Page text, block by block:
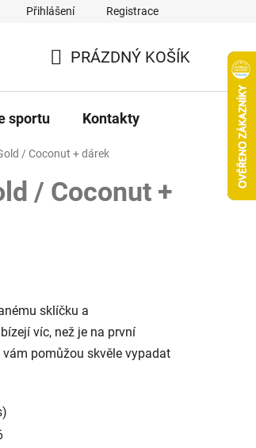
Přihlášení Registrace
KOŠÍK
PRÁZDNÝ KOŠÍK
sportu Kontakty
/ Coconut + dárek
/ Coconut +
sklíčku a
víc, než je na první
pomůžou skvěle vypadat
)